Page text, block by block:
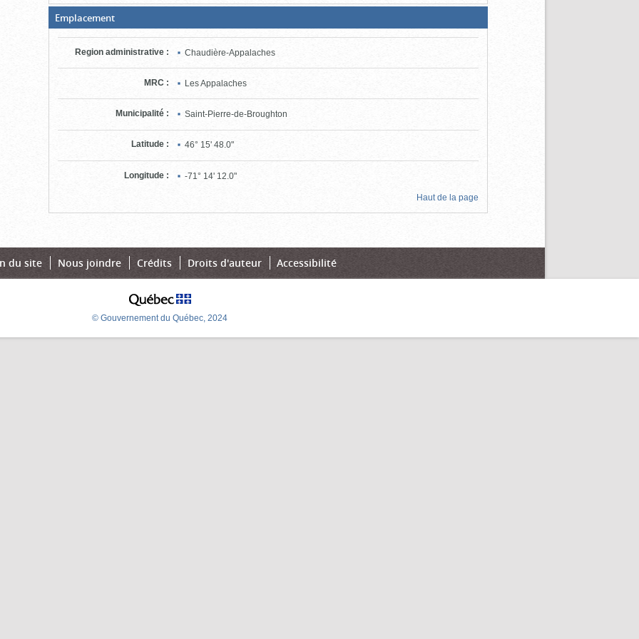
Emplacement(Boite
ouverte,
cliquer
pour
fermer)
Region administrative : Chaudière-Appalaches
MRC : Les Appalaches
Municipalité : Saint-Pierre-de-Broughton
Latitude : 46° 15' 48.0"
Longitude : -71° 14' 12.0"
Haut de la page
du site Nous joindre Crédits Droits d'auteur Accessibilité
© Gouvernement du Québec, 2024